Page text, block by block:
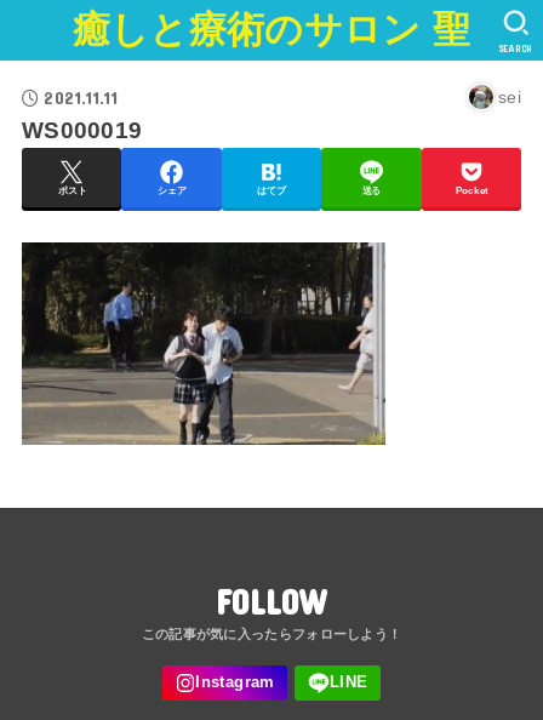
癒しと療術のサロン 聖 SEARCH
2021.11.11 sei
WS000019
ポスト シェア はてブ 送る Pocket
FOLLOW